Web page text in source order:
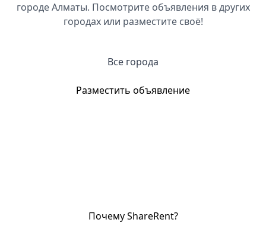
городе Алматы. Посмотрите объявления в других
городах или разместите своё!
Все города
Разместить объявление
Почему ShareRent?